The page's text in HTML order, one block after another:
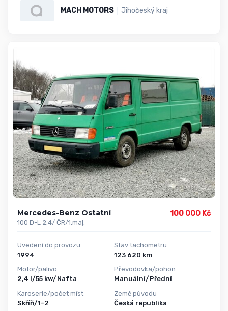
MACH MOTORS Jihočeský kraj
Mercedes-Benz Ostatní
100 D-L 2.4/ ČR/1.maj.
100 000 Kč
Uvedení do provozu
1994
Motor/palivo
2,4 l/55 kw/Nafta
Karoserie/počet míst
Skříň/1-2
Stav tachometru
123 620 km
Převodovka/pohon
Manuální/Přední
Země původu
Česká republika